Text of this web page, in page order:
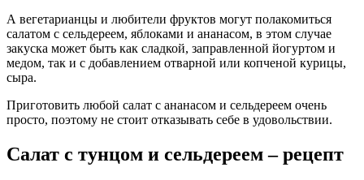
А вегетарианцы и любители фруктов могут полакомиться
салатом с сельдереем, яблоками и ананасом, в этом случае
закуска может быть как сладкой, заправленной йогуртом и
медом, так и с добавлением отварной или копченой курицы,
сыра.
Приготовить любой салат с ананасом и сельдереем очень
просто, поэтому не стоит отказывать себе в удовольствии.
Салат с тунцом и сельдереем – рецепт